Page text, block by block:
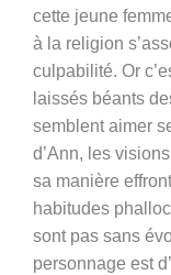
cette jeune
à la religion
culpabilité. Or
laissés béants
semblent aimer
d’Ann, les
sa manière
habitudes
sont pas sans
personnage est